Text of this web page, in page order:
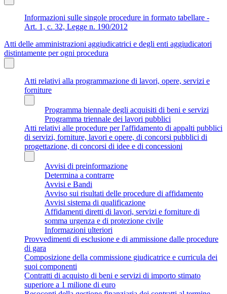
Informazioni sulle singole procedure in formato tabellare -
Art. 1, c. 32, Legge n. 190/2012
Atti delle amministrazioni aggiudicatrici e degli enti aggiudicatori
distintamente per ogni procedura
Atti relativi alla programmazione di lavori, opere, servizi e
forniture
Programma biennale degli acquisiti di beni e servizi
Programma triennale dei lavori pubblici
Atti relativi alle procedure per l'affidamento di appalti pubblici
di servizi, forniture, lavori e opere, di concorsi pubblici di
progettazione, di concorsi di idee e di concessioni
Avvisi di preinformazione
Determina a contrarre
Avvisi e Bandi
Avviso sui risultati delle procedure di affidamento
Avvisi sistema di qualificazione
Affidamenti diretti di lavori, servizi e forniture di
somma urgenza e di protezione civile
Informazioni ulteriori
Provvedimenti di esclusione e di ammissione dalle procedure
di gara
Composizione della commissione giudicatrice e curricula dei
suoi componenti
Contratti di acquisto di beni e servizi di importo stimato
superiore a 1 milione di euro